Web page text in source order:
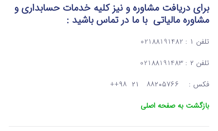
برای دریافت مشاوره و نیز کلیه خدمات حسابداری و
مشاوره مالیاتیبا ما در تماسباشید :
تلفن ۱ : 02188191482
تلفن ۲ : 02188191483
فکس : ۸۸۲۰۵۷۶۶ ۲۱ ۹۸++
بازگشت به صفحه اصلی